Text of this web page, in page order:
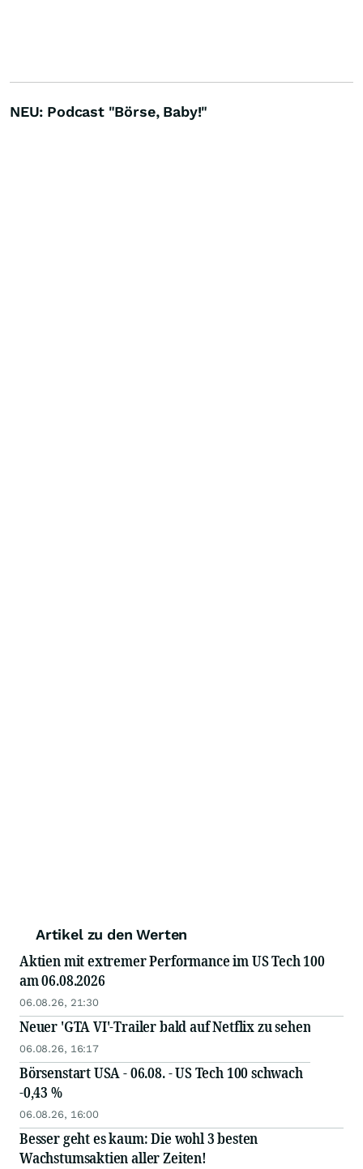
NEU: Podcast "Börse, Baby!"
Artikel zu den Werten
Aktien mit extremer Performance im US Tech 100
am 06.08.2026
06.08.26, 21:30
Neuer 'GTA VI'-Trailer bald auf Netflix zu sehen
06.08.26, 16:17
Börsenstart USA - 06.08. - US Tech 100 schwach
-0,43 %
06.08.26, 16:00
Besser geht es kaum: Die wohl 3 besten
Wachstumsaktien aller Zeiten!